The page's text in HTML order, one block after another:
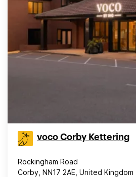
voco Corby Kettering
Rockingham Road
Corby, NN17 2AE, United Kingdom